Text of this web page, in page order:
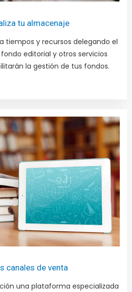
tu almacenaje
tiempos y recursos delegando el
editorial y otros servicios
la gestión de tus fondos.
canales de venta
una plataforma especializada